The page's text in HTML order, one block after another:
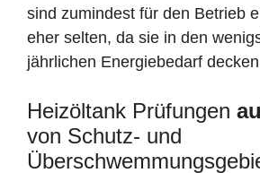
sind zumindest für den Betrieb
eher selten, da sie in den
jährlichen Energiebedarf
Heizöltank Prüfungen
von Schutz- und